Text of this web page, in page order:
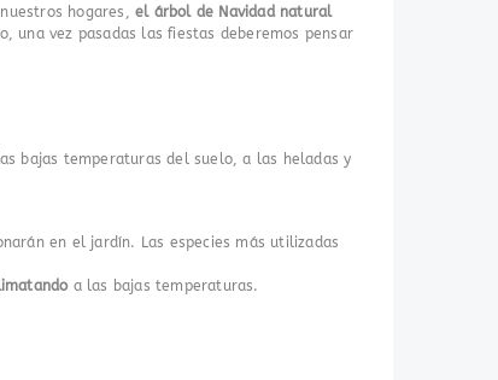
hogares,el árbol de Navidad natural
una vez pasadas las fiestas deberemos pensar
bajas temperaturas del suelo, a las heladas y
en el jardín. Las especies más utilizadas
a las bajas temperaturas.